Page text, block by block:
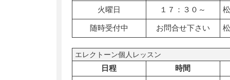
火曜日 １７：３０～
随時受付中 お問合せ下さい
エレクトーン個人レッスン
日程
時間